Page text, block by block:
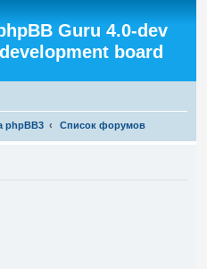
Guru 4.0-dev
development board
phpBB3 Список форумов